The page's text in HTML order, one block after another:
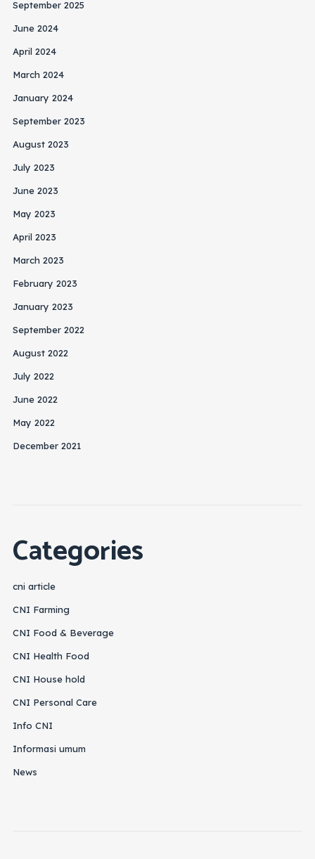
September 2025
June 2024
April 2024
March 2024
January 2024
September 2023
August 2023
July 2023
June 2023
May 2023
April 2023
March 2023
February 2023
January 2023
September 2022
August 2022
July 2022
June 2022
May 2022
December 2021
Categories
cni article
CNI Farming
CNI Food & Beverage
CNI Health Food
CNI House hold
CNI Personal Care
Info CNI
Informasi umum
News